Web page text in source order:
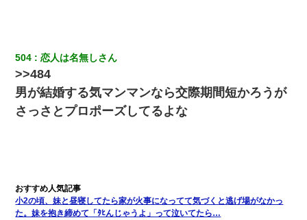
夫に癌の余命宣告。その闘病中に長女から信じられない言葉を受
けた
医者「糖尿病で余命1年です」 ワイ「知らんわｗどうせ死ぬなら
食べる量増やすわｗ」→結果ｗｗｗｗｗ
504 恋人は名無しさん
>>484
男が結婚する気マンマンなら交際期間短かろうが
さっさとプロポーズしてるよな
小2の頃、妹と昼寝してたら家が火事になってて気づくと逃げ場がなかっ
た。妹を抱き締めて「ﾀﾋんじゃうよ」って泣いてたら…